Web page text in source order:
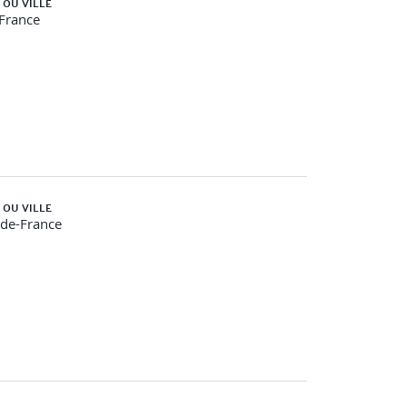
en situation, travaux pratiques… Le
OU VILLE
France